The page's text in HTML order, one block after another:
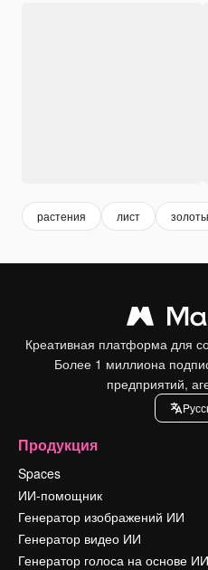
растения лист
Креативная платформа для
Более 1 миллиона
предприятий,
Продукция
Spaces
ИИ-помощник
Генератор изображений ИИ
Генератор видео ИИ
Генератор голоса на основе ИИ